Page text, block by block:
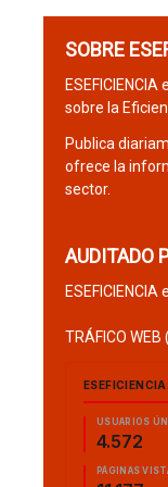
SOBRE
sobre la
Publica
ofrece la
sector.
AUDITADO
TRÁFICO